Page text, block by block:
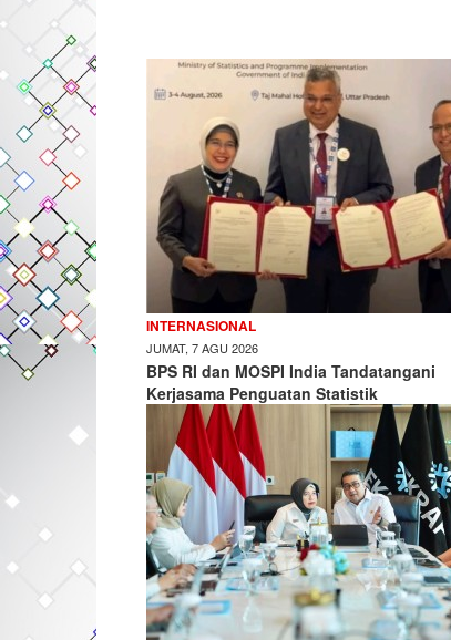
INTERNASIONAL
JUMAT, 7 AGU 2026
BPS RI dan MOSPI India Tandatangani
Kerjasama Penguatan Statistik
Pagination